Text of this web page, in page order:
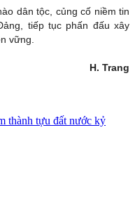
dân tộc, củng cố niềm tin
tiếp tục phấn đấu xây
vững.
H. Trang
thành tựu đất nước kỷ